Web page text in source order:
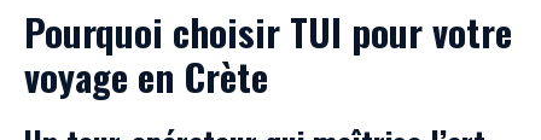
Pourquoi choisir TUI pour votre
voyage en Crète